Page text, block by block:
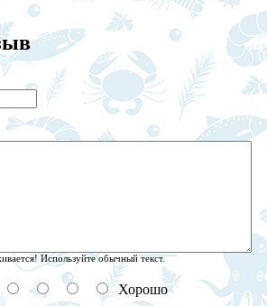
Используйте обычный текст.
Хорошо